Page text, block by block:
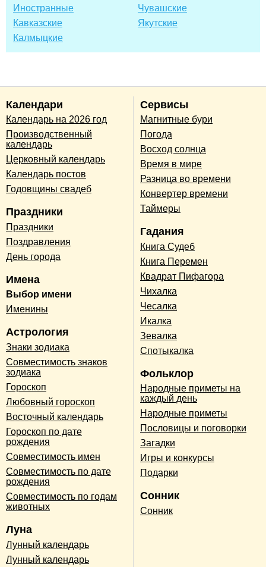
Иностранные
Кавказские
Калмыцкие
Чувашские
Якутские
Календари
Календарь на 2026 год
Производственный
календарь
Церковный календарь
Календарь постов
Годовщины свадеб
Праздники
Праздники
Поздравления
День города
Имена
Выбор имени
Именины
Астрология
Знаки зодиака
Совместимость знаков
зодиака
Гороскоп
Любовный гороскоп
Восточный календарь
Гороскоп по дате
рождения
Совместимость имен
Совместимость по дате
рождения
Совместимость по годам
животных
Луна
Лунный календарь
Лунный календарь
Сервисы
Магнитные бури
Погода
Восход солнца
Время в мире
Разница во времени
Конвертер времени
Таймеры
Гадания
Книга Судеб
Книга Перемен
Квадрат Пифагора
Чихалка
Чесалка
Икалка
Зевалка
Спотыкалка
Фольклор
Народные приметы на
каждый день
Народные приметы
Пословицы и поговорки
Загадки
Игры и конкурсы
Подарки
Сонник
Сонник